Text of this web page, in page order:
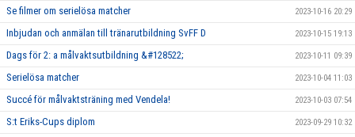
Se filmer om serielösa matcher 2023-10-16 20:29
Inbjudan och anmälan till tränarutbildning SvFF D 2023-10-15 19:13
Dags för 2: a målvaktsutbildning &#128522; 2023-10-11 09:39
Serielösa matcher 2023-10-04 11:03
Succé för målvaktsträning med Vendela! 2023-10-03 07:54
S:t Eriks-Cups diplom 2023-09-29 10:32